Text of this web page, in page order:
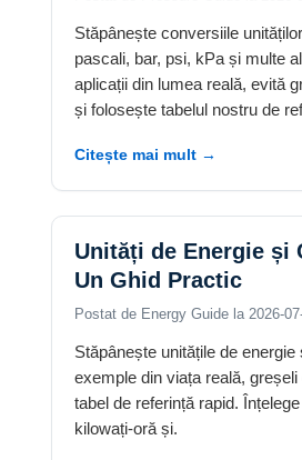
Stăpânește conversiile
pascali, bar, psi, kPa și multe
aplicații din lumea reală, evită
și folosește tabelul nostru de
Citește mai mult →
Unități de Energie și
Un Ghid Practic
Postat de Energy Guide la 2026-
Stăpânește unitățile de
exemple din viața reală,
tabel de referință rapid.
kilowați-oră și.